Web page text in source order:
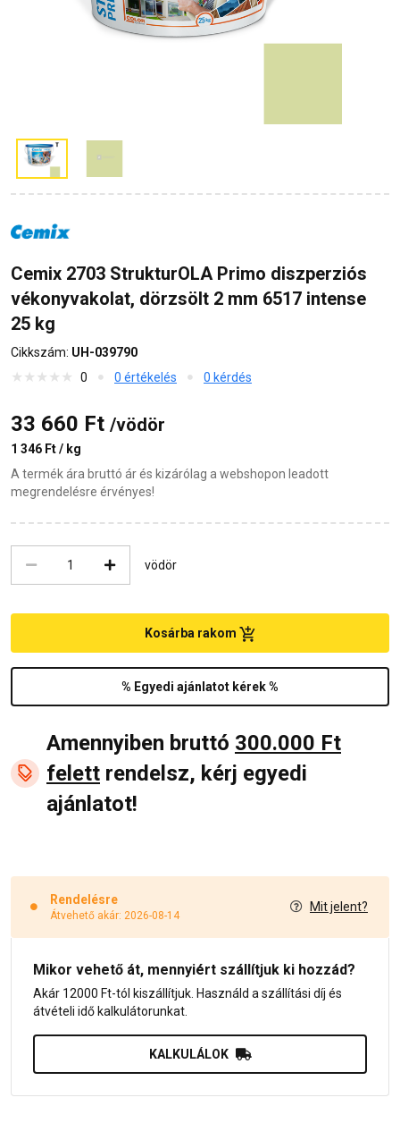
Cemix 2703 StrukturOLA Primo diszperziós
vékonyvakolat, dörzsölt 2 mm 6517 intense
25 kg
Cikkszám: UH-039790
0
0 értékelés 0 kérdés
33 660 Ft /vödör
1 346 Ft / kg
A termék ára bruttó ár és kizárólag a webshopon leadott
megrendelésre érvényes!
vödör
% Egyedi ajánlatot kérek %
Kosárba rakom
Amennyiben bruttó 300.000 Ft
felett rendelsz, kérj egyedi
ajánlatot!
Rendelésre
Átvehető akár: 2026-08-14
Mit jelent?
Mikor vehető át, mennyiért szállítjuk ki hozzád?
Akár 12000 Ft-tól kiszállítjuk. Használd a szállítási díj és
átvételi idő kalkulátorunkat.
KALKULÁLOK